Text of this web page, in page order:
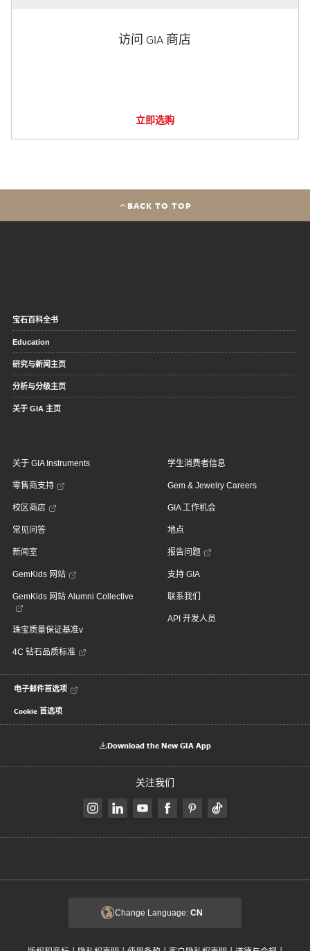
访问 GIA 商店
立即选购
BACK TO TOP
宝石百科全书
Education
研究与新闻主页
分析与分级主页
关于 GIA 主页
关于 GIA Instruments
零售商支持
校区商店
常见问答
新闻室
GemKids 网站
GemKids 网站 Alumni Collective
珠宝质量保证基准v
4C 钻石品质标准
学生消费者信息
Gem & Jewelry Careers
GIA 工作机会
地点
报告问题
支持 GIA
联系我们
API 开发人员
电子邮件首选项
Cookie 首选项
Download the New GIA App
关注我们
Change Language: CN